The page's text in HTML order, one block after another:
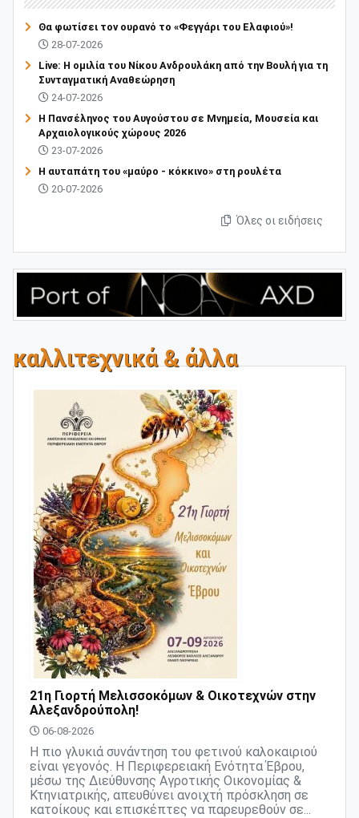
Θα φωτίσει τον ουρανό το «Φεγγάρι του Ελαφιού»!
28-07-2026
Live: Η ομιλία του Νίκου Ανδρουλάκη από την Βουλή για τη
Συνταγματική Αναθεώρηση
24-07-2026
Η Πανσέληνος του Αυγούστου σε Μνημεία, Μουσεία και
Αρχαιολογικούς χώρους 2026
23-07-2026
Η αυταπάτη του «μαύρο - κόκκινο» στη ρουλέτα
20-07-2026
Όλες οι ειδήσεις
καλλιτεχνικά & άλλα
21η Γιορτή Μελισσοκόμων & Οικοτεχνών στην
Αλεξανδρούπολη!
06-08-2026
Η πιο γλυκιά συνάντηση του φετινού καλοκαιριού
είναι γεγονός. Η Περιφερειακή Ενότητα Έβρου,
μέσω της Διεύθυνσης Αγροτικής Οικονομίας &
Κτηνιατρικής, απευθύνει ανοιχτή πρόσκληση σε
κατοίκους και επισκέπτες να παρευρεθούν σε...